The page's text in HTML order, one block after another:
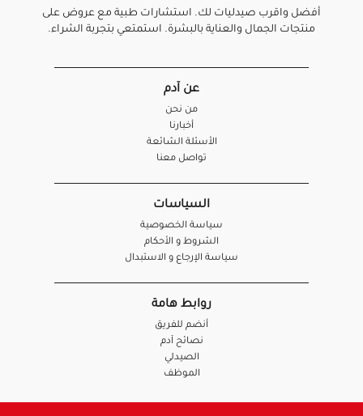
أفضل واقرب صيدليات لك. استشارات طبية مع عروض على
منتجات الجمال والعناية بالبشرة. استمتعي بتجربة الشراء.
عن آدم
من نحن
أخبارنا
الأسئلة الشائعة
تواصل معنا
السياسات
سياسة الخصوصية
الشروط و الأحكام
سياسة الإرجاع و الاستبدال
روابط هامة
أنضم للفريق
نصائح آدم
الصيدلي
الموظف